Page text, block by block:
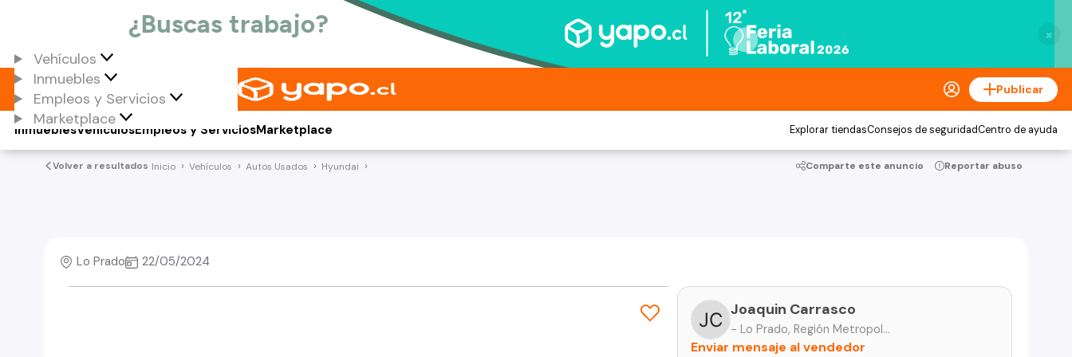
×
Vehículos
Inmuebles
Empleos y Servicios
Marketplace
Publicar
Vehículos
Inmuebles Empleos y ServiciosMarketplace Explorar tiendasConsejos de seguridadCentro de ayuda
Volver a resultados Inicio Vehículos Autos Usados Hyundai Comparte este anuncio Reportar abuso
Lo Prado 22/05/2024
Joaquin Carrasco
- Lo Prado, Región Metropolitana
Enviar mensaje al vendedor